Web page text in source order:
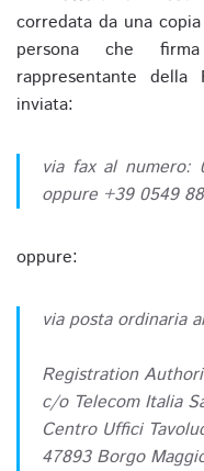
corredata da una
persona che
rappresentante della
inviata:
via fax al numero:
oppure +39 0549
oppure:
via posta ordinaria
Registration
c/o Telecom Italia
Centro Uffici
47893 Borgo